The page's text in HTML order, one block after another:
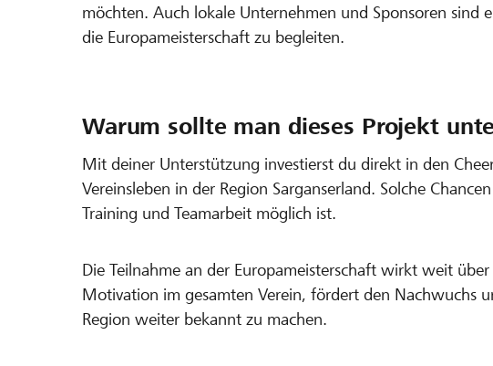
möchten. Auch lokale Unternehmen und Sponsoren sind
die Europameisterschaft zu begleiten.
Warum sollte man dieses Projekt
Mit deiner Unterstützung investierst du direkt in den
Vereinsleben in der Region Sarganserland. Solche
Training und Teamarbeit möglich ist.
Die Teilnahme an der Europameisterschaft wirkt weit
Motivation im gesamten Verein, fördert den Nachwuchs
Region weiter bekannt zu machen.